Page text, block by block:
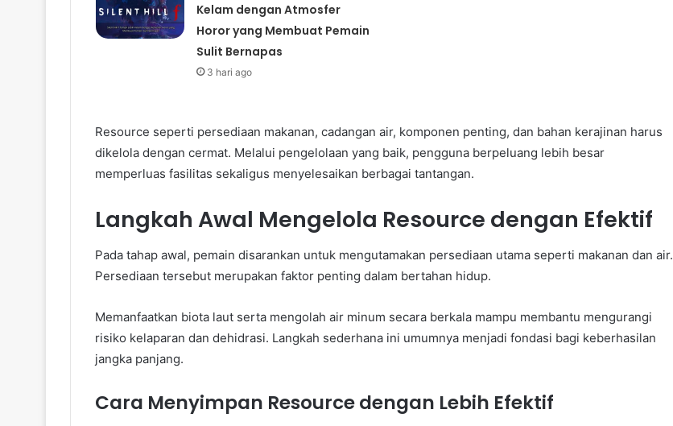
Kelam dengan Atmosfer
Horor yang Membuat Pemain
Sulit Bernapas
3 hari ago
Resource seperti persediaan makanan, cadangan air, komponen penting, dan bahan kerajinan harus
dikelola dengan cermat. Melalui pengelolaan yang baik, pengguna berpeluang lebih besar
memperluas fasilitas sekaligus menyelesaikan berbagai tantangan.
Langkah Awal Mengelola Resource dengan Efektif
Pada tahap awal, pemain disarankan untuk mengutamakan persediaan utama seperti makanan dan air.
Persediaan tersebut merupakan faktor penting dalam bertahan hidup.
Memanfaatkan biota laut serta mengolah air minum secara berkala mampu membantu mengurangi
risiko kelaparan dan dehidrasi. Langkah sederhana ini umumnya menjadi fondasi bagi keberhasilan
jangka panjang.
Cara Menyimpan Resource dengan Lebih Efektif